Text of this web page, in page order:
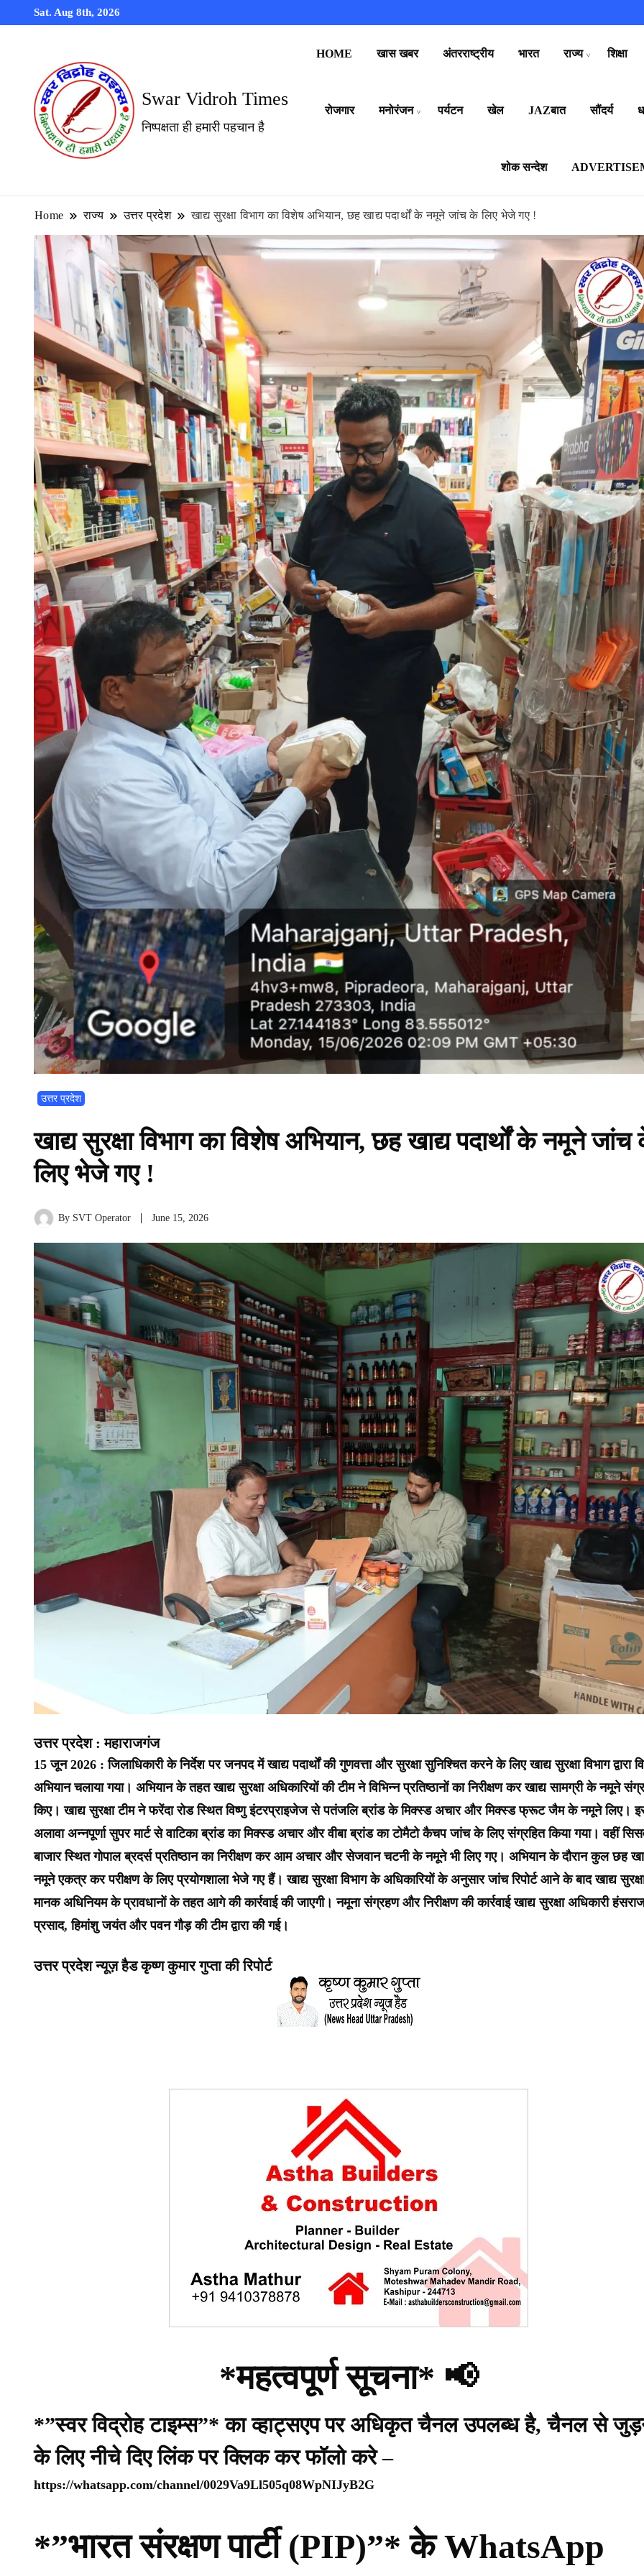
Sat. Aug 8th, 2026
Swar Vidroh Times
निष्पक्षता ही हमारी पहचान है
HOME खास खबर अंतरराष्ट्रीय भारत राज्य शिक्षा
रोजगार मनोरंजन पर्यटन खेल JAZबात सौंदर्य
शोक सन्देश
Home राज्य उत्तर प्रदेश खाद्य सुरक्षा विभाग का विशेष अभियान, छह खाद्य पदार्थों के नमूने जांच के लिए भेजे गए !
उत्तर प्रदेश
खाद्य सुरक्षा विभाग का विशेष अभियान, छह खाद्य पदार्थों के नमूने
लिए भेजे गए !
By SVT Operator June 15, 2026
उत्तर प्रदेश : महाराजगंज
15 जून 2026 : जिलाधिकारी के निर्देश पर जनपद में खाद्य पदार्थों की गुणवत्ता और सुरक्षा सुनिश्चित करने के लिए खाद्य सुरक्षा विभाग द्वारा
अभियान चलाया गया। अभियान के तहत खाद्य सुरक्षा अधिकारियों की टीम ने विभिन्न प्रतिष्ठानों का निरीक्षण कर खाद्य सामग्री के नमूने
किए। खाद्य सुरक्षा टीम ने फरेंदा रोड स्थित विष्णु इंटरप्राइजेज से पतंजलि ब्रांड के मिक्स्ड अचार और मिक्स्ड फ्रूट जैम के नमूने लिए।
अलावा अन्नपूर्णा सुपर मार्ट से वाटिका ब्रांड का मिक्स्ड अचार और वीबा ब्रांड का टोमैटो कैचप जांच के लिए संग्रहित किया गया। वहीं
बाजार स्थित गोपाल ब्रदर्स प्रतिष्ठान का निरीक्षण कर आम अचार और सेजवान चटनी के नमूने भी लिए गए। अभियान के दौरान कुल छह
नमूने एकत्र कर परीक्षण के लिए प्रयोगशाला भेजे गए हैं। खाद्य सुरक्षा विभाग के अधिकारियों के अनुसार जांच रिपोर्ट आने के बाद खाद्य
मानक अधिनियम के प्रावधानों के तहत आगे की कार्रवाई की जाएगी। नमूना संग्रहण और निरीक्षण की कार्रवाई खाद्य सुरक्षा अधिकारी
प्रसाद, हिमांशु जयंत और पवन गौड़ की टीम द्वारा की गई।
उत्तर प्रदेश न्यूज़ हैड कृष्ण कुमार गुप्ता की रिपोर्ट
*महत्वपूर्ण सूचना* 📢
*”स्वर विद्रोह टाइम्स”* का व्हाट्सएप पर अधिकृत चैनल उपलब्ध है, चैनल से
के लिए नीचे दिए लिंक पर क्लिक कर फॉलो करे –
https://whatsapp.com/channel/0029Va9Ll505q08WpNIJyB2G
*”भारत संरक्षण पार्टी (PIP)”* के WhatsApp